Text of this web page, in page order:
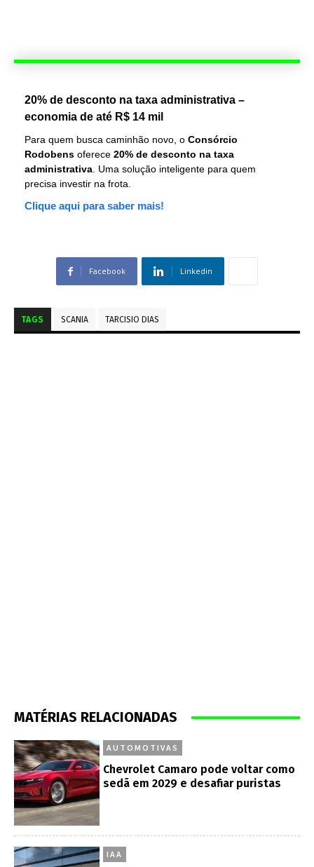
20% de desconto na taxa administrativa –
economia de até R$ 14 mil
Para quem busca caminhão novo, o Consórcio
Rodobens oferece 20% de desconto na taxa
administrativa . Uma solução inteligente para quem
precisa investir na frota.
Clique aqui para saber mais!
Facebook Linkedin
TAGS SCANIA TARCISIO DIAS
MATÉRIAS RELACIONADAS
AUTOMOTIVAS
Chevrolet Camaro pode voltar como
sedã em 2029 e desafiar puristas
IAA